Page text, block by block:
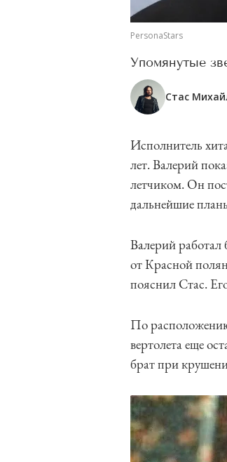
PersonaStars
Упомянутые
Стас
Исполнитель
лет. Валерий
летчиком. Он
дальнейшие
Валерий работал
от Красной
пояснил Стас.
По
вертолета еще
брат при